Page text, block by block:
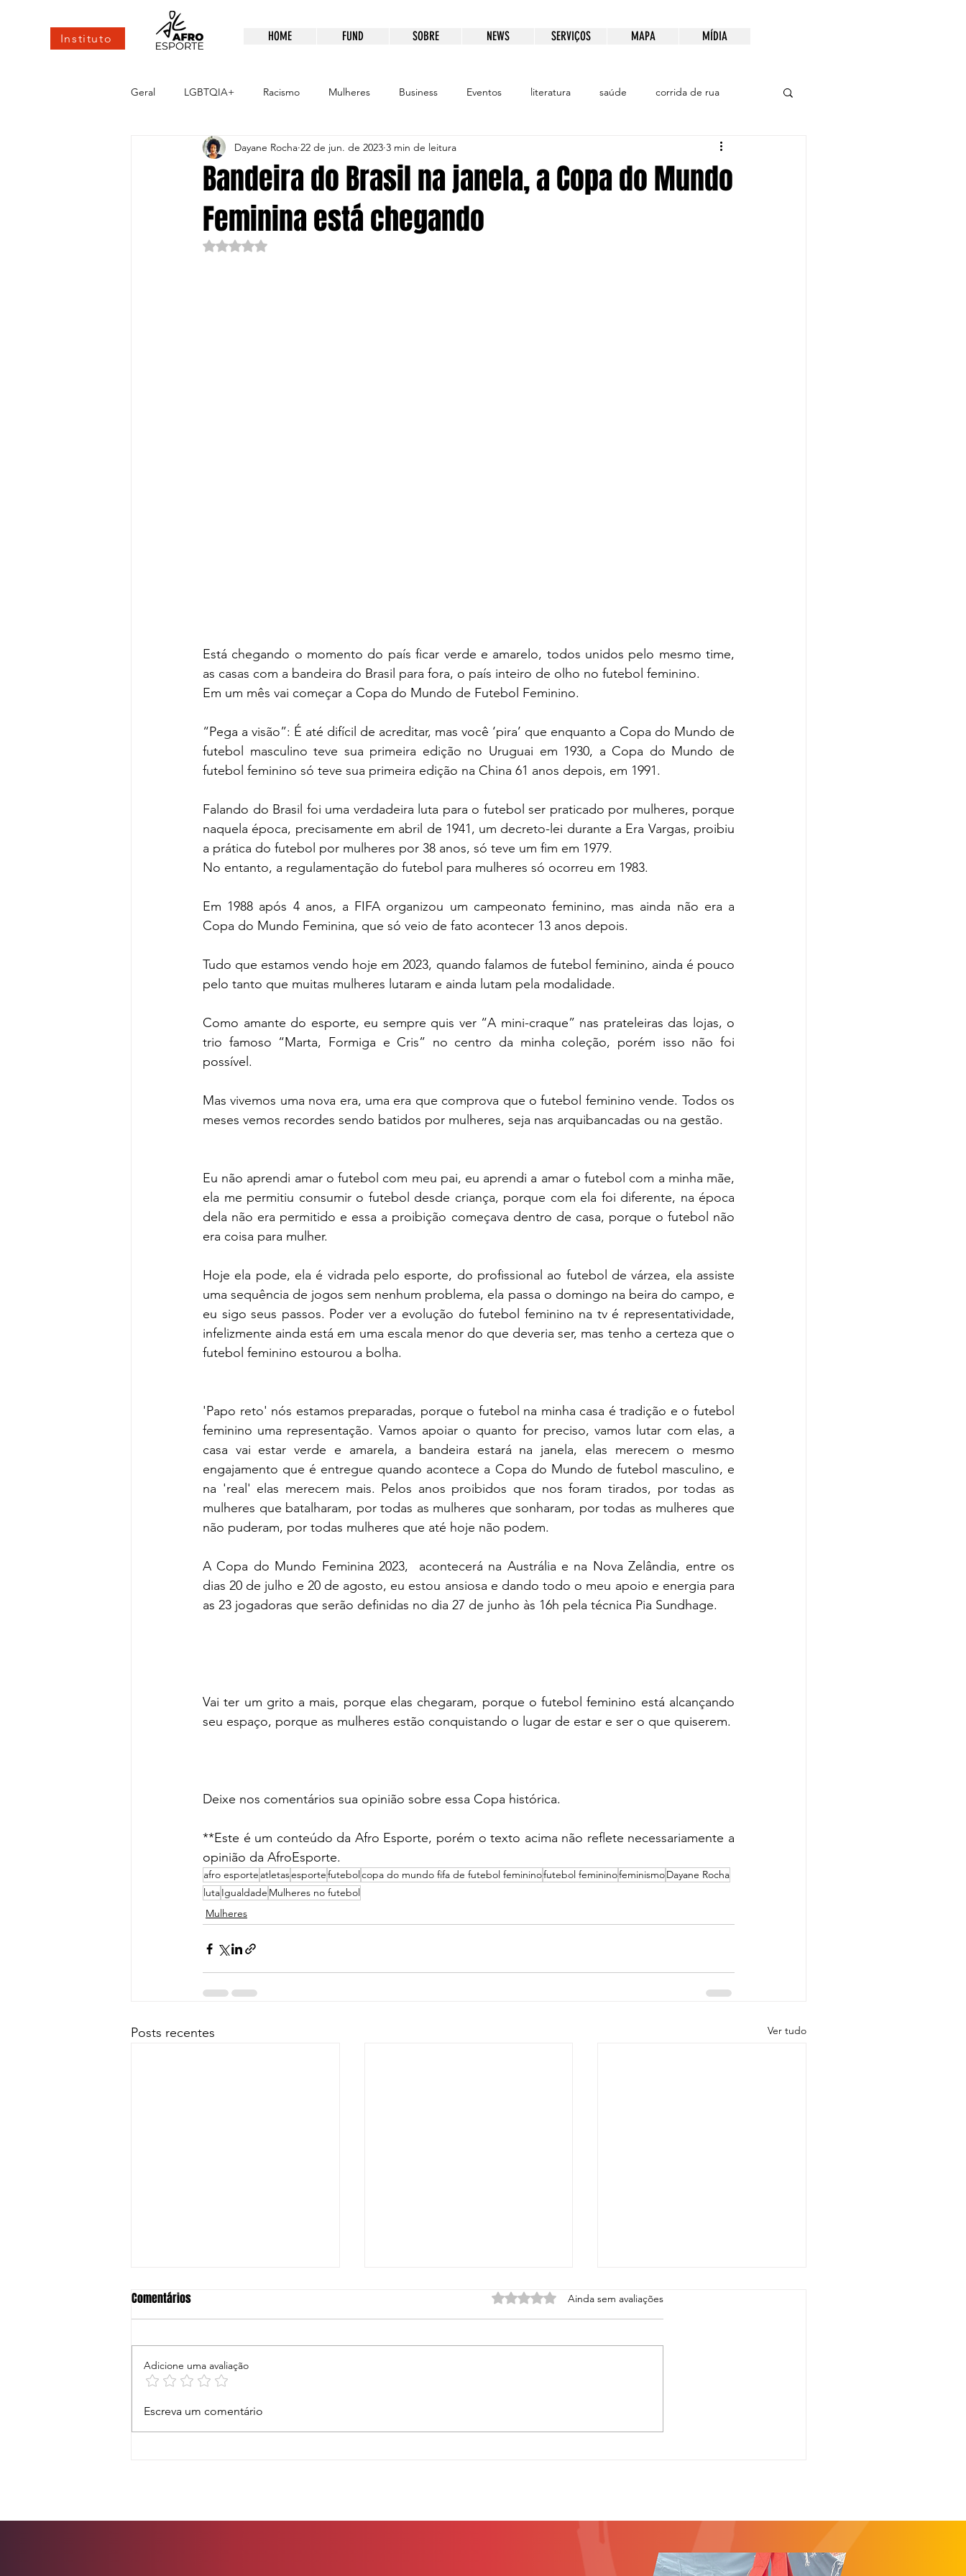
HOME FUND SOBRE NEWS SERVIÇOS MAPA MÍDIA
Instituto
Geral LGBTQIA+ Racismo Mulheres Business Eventos literatura saúde corrida de rua
esportes de elite Alto rendimento Educação Patrocínio
Bandeira do Brasil na janela, a Copa do Mundo
Feminina está chegando
Dayane Rocha 22 de jun. de 2023 3 min de leitura
Avaliado com NaN de 5 estrelas.
Está chegando o momento do país ficar verde e amarelo, todos unidos pelo mesmo time,
as casas com a bandeira do Brasil para fora, o país inteiro de olho no futebol feminino.
Em um mês vai começar a Copa do Mundo de Futebol Feminino.
“Pega a visão”: É até difícil de acreditar, mas você ‘pira’ que enquanto a Copa do Mundo de
futebol masculino teve sua primeira edição no Uruguai em 1930, a Copa do Mundo de
futebol feminino só teve sua primeira edição na China 61 anos depois, em 1991.
Falando do Brasil foi uma verdadeira luta para o futebol ser praticado por mulheres, porque
naquela época, precisamente em abril de 1941, um decreto-lei durante a Era Vargas, proibiu
a prática do futebol por mulheres por 38 anos, só teve um fim em 1979.
No entanto, a regulamentação do futebol para mulheres só ocorreu em 1983.
Em 1988 após 4 anos, a FIFA organizou um campeonato feminino, mas ainda não era a
Copa do Mundo Feminina, que só veio de fato acontecer 13 anos depois.
Tudo que estamos vendo hoje em 2023, quando falamos de futebol feminino, ainda é pouco
pelo tanto que muitas mulheres lutaram e ainda lutam pela modalidade.
Como amante do esporte, eu sempre quis ver “A mini-craque” nas prateleiras das lojas, o
trio famoso “Marta, Formiga e Cris” no centro da minha coleção, porém isso não foi
possível.
Mas vivemos uma nova era, uma era que comprova que o futebol feminino vende. Todos os
meses vemos recordes sendo batidos por mulheres, seja nas arquibancadas ou na gestão.
Eu não aprendi amar o futebol com meu pai, eu aprendi a amar o futebol com a minha mãe,
ela me permitiu consumir o futebol desde criança, porque com ela foi diferente, na época
dela não era permitido e essa a proibição começava dentro de casa, porque o futebol não
era coisa para mulher.
Hoje ela pode, ela é vidrada pelo esporte, do profissional ao futebol de várzea, ela assiste
uma sequência de jogos sem nenhum problema, ela passa o domingo na beira do campo, e
eu sigo seus passos. Poder ver a evolução do futebol feminino na tv é representatividade,
infelizmente ainda está em uma escala menor do que deveria ser, mas tenho a certeza que o
futebol feminino estourou a bolha.
'Papo reto' nós estamos preparadas, porque o futebol na minha casa é tradição e o futebol
feminino uma representação. Vamos apoiar o quanto for preciso, vamos lutar com elas, a
casa vai estar verde e amarela, a bandeira estará na janela, elas merecem o mesmo
engajamento que é entregue quando acontece a Copa do Mundo de futebol masculino, e
na 'real' elas merecem mais. Pelos anos proibidos que nos foram tirados, por todas as
mulheres que batalharam, por todas as mulheres que sonharam, por todas as mulheres que
não puderam, por todas mulheres que até hoje não podem.
A Copa do Mundo Feminina 2023,  acontecerá na Austrália e na Nova Zelândia, entre os
dias 20 de julho e 20 de agosto, eu estou ansiosa e dando todo o meu apoio e energia para
as 23 jogadoras que serão definidas no dia 27 de junho às 16h pela técnica Pia Sundhage.
Vai ter um grito a mais, porque elas chegaram, porque o futebol feminino está alcançando
seu espaço, porque as mulheres estão conquistando o lugar de estar e ser o que quiserem.
Deixe nos comentários sua opinião sobre essa Copa histórica.
**Este é um conteúdo da Afro Esporte, porém o texto acima não reflete necessariamente a
opinião da AfroEsporte.
afro esporte atletasesportefutebolcopa do mundo fifa de futebol femininofutebol femininofeminismoDayane Rocha
lutaIgualdade Mulheres no futebol
Mulheres
Posts recentes Ver tudo
A “Síndrome da Salvadora” no
Esporte Feminino
Fund III
Fund III mira em corredoras
Comentários Avaliado com 0 de 5 estrelas.
Ainda sem avaliações
Adicione uma avaliação
Escreva um comentário